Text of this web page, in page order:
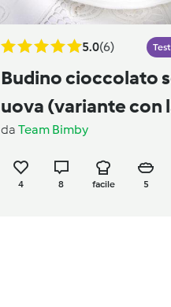
5.0(6)
Budino cioccolato
uova (variante con
soia)
da Team Bimby
4 8 facile 5